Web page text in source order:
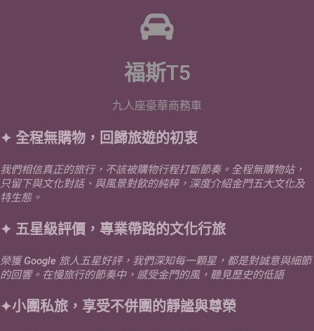
福斯T5
九人座豪華商務車
✦ 全程無購物，回歸旅遊的初衷
我們相信真正的旅行，不該被購物行程打斷節奏。全程無購物站，
只留下與文化對話、與風景對飲的純粹，深度介紹金門五大文化及
特生態。
✦ 五星級評價，專業帶路的文化行旅
榮獲 Google 旅人五星好評，我們深知每一顆星，都是對誠意與細節
的回響。在慢旅行的節奏中，感受金門的風，聽見歷史的低語
✦小團私旅，享受不併團的靜謐與尊榮